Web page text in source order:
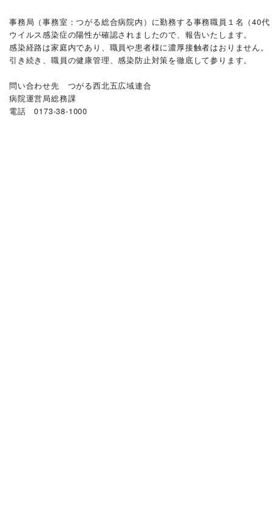
事務局（事務室：つがる総合病院内）に勤務する事務職員１名（40
ウイルス感染症の陽性が確認されましたので、報告いたします。
感染経路は家庭内であり、職員や患者様に濃厚接触者はおりません。
引き続き、職員の健康管理、感染防止対策を徹底して参ります。
問い合わせ先 つがる西北五広域連合
病院運営局総務課
電話 0173-38-1000